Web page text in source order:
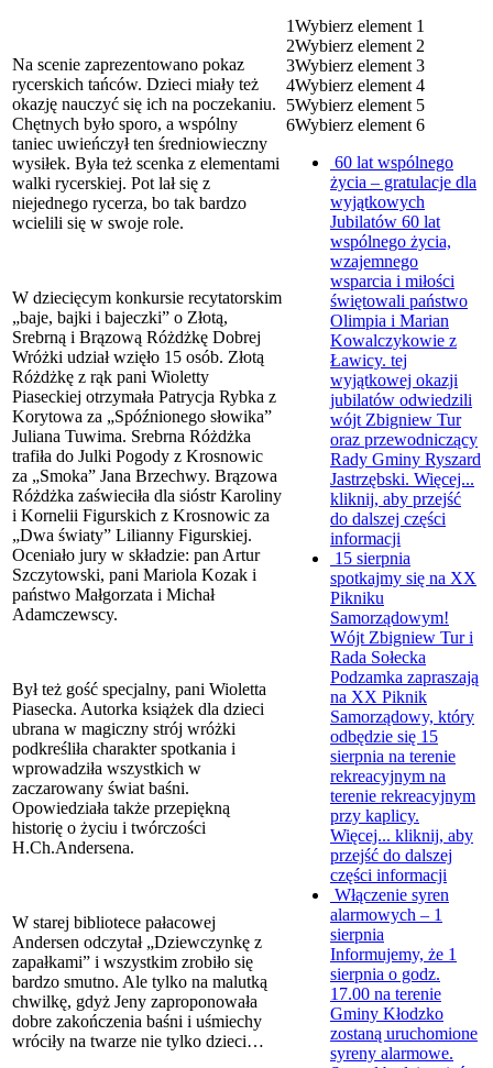
Na scenie zaprezentowano pokaz
rycerskich tańców. Dzieci miały też
okazję nauczyć się ich na poczekaniu.
Chętnych było sporo, a wspólny
taniec uwieńczył ten średniowieczny
wysiłek. Była też scenka z elementami
walki rycerskiej. Pot lał się z
niejednego rycerza, bo tak bardzo
wcielili się w swoje role.
W dziecięcym konkursie recytatorskim
„baje, bajki i bajeczki” o Złotą,
Srebrną i Brązową Różdżkę Dobrej
Wróżki udział wzięło 15 osób. Złotą
Różdżkę z rąk pani Wioletty
Piaseckiej otrzymała Patrycja Rybka z
Korytowa za „Spóźnionego słowika”
Juliana Tuwima. Srebrna Różdżka
trafiła do Julki Pogody z Krosnowic
za „Smoka” Jana Brzechwy. Brązowa
Różdżka zaświeciła dla sióstr Karoliny
i Kornelii Figurskich z Krosnowic za
„Dwa światy” Lilianny Figurskiej.
Oceniało jury w składzie: pan Artur
Szczytowski, pani Mariola Kozak i
państwo Małgorzata i Michał
Adamczewscy.
Był też gość specjalny, pani Wioletta
Piasecka. Autorka książek dla dzieci
ubrana w magiczny strój wróżki
podkreśliła charakter spotkania i
wprowadziła wszystkich w
zaczarowany świat baśni.
Opowiedziała także przepiękną
historię o życiu i twórczości
H.Ch.Andersena.
W starej bibliotece pałacowej
Andersen odczytał „Dziewczynkę z
zapałkami” i wszystkim zrobiło się
bardzo smutno. Ale tylko na malutką
chwilkę, gdyż Jeny zaproponowała
dobre zakończenia baśni i uśmiechy
wróciły na twarze nie tylko dzieci…
1Wybierz element 1
2Wybierz element 2
3Wybierz element 3
4Wybierz element 4
5Wybierz element 5
6Wybierz element 6
60 lat wspólnego
życia – gratulacje dla
wyjątkowych
Jubilatów 60 lat
wspólnego życia,
wzajemnego
wsparcia i miłości
świętowali państwo
Olimpia i Marian
Kowalczykowie z
Ławicy. tej
wyjątkowej okazji
jubilatów odwiedzili
wójt Zbigniew Tur
oraz przewodniczący
Rady Gminy Ryszard
Jastrzębski. Więcej...
kliknij, aby przejść
do dalszej części
informacji
15 sierpnia
spotkajmy się na XX
Pikniku
Samorządowym!
Wójt Zbigniew Tur i
Rada Sołecka
Podzamka zapraszają
na XX Piknik
Samorządowy, który
odbędzie się 15
sierpnia na terenie
rekreacyjnym na
terenie rekreacyjnym
przy kaplicy.
Więcej... kliknij, aby
przejść do dalszej
części informacji
Włączenie syren
alarmowych – 1
sierpnia
Informujemy, że 1
sierpnia o godz.
17.00 na terenie
Gminy Kłodzko
zostaną uruchomione
syreny alarmowe.